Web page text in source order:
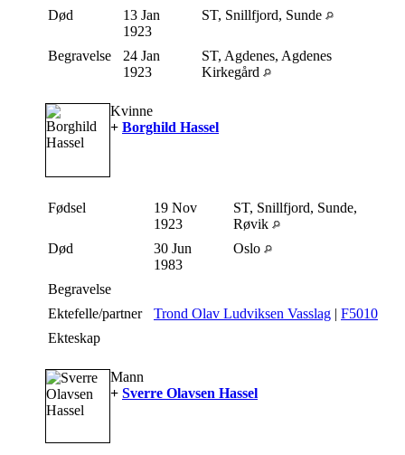
Død
13 Jan
1923
ST, Snillfjord, Sunde
Begravelse
24 Jan
1923
ST, Agdenes, Agdenes
Kirkegård
Kvinne
+ Borghild Hassel
Fødsel
19 Nov
1923
ST, Snillfjord, Sunde,
Røvik
Død
30 Jun
1983
Oslo
Begravelse
Ektefelle/partner
Trond Olav Ludviksen Vasslag | F5010
Ekteskap
Mann
+ Sverre Olavsen Hassel